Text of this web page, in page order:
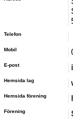
Telefon
Mobil
E-post
Hemsida lag
Hemsida förening
Förening